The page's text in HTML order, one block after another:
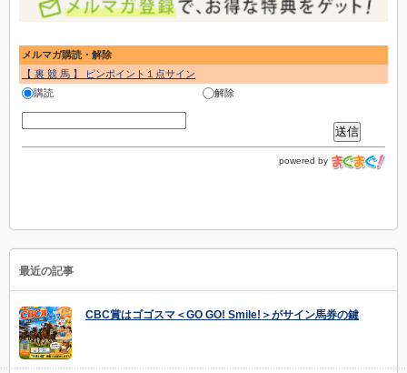
メルマガ購読・解除
【 裏 競 馬 】 ピンポイント１点サイン
購読
解除
powered by
最近の記事
CBC賞はゴゴスマ＜GO GO! Smile!＞がサイン馬券の鍵